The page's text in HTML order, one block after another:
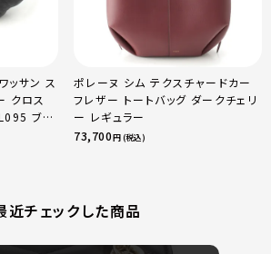
ッサン ス
クロス
ブラ
ポレーヌ シム テクスチャードカー
フレザー トートバッグ ダークチェリ
ー レギュラー
73,700円 (税込)
近チェックした商品